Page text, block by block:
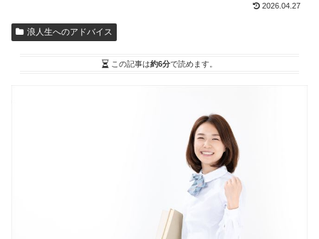
2026.04.27
浪人生へのアドバイス
この記事は約6分で読めます。